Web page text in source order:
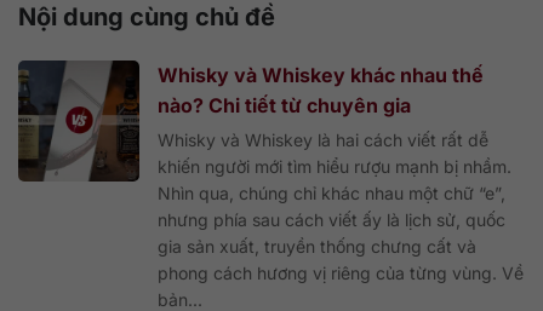
Nội dung cùng chủ đề
Whisky và Whiskey khác nhau thế
nào? Chi tiết từ chuyên gia
Whisky và Whiskey là hai cách viết rất dễ
khiến người mới tìm hiểu rượu mạnh bị nhầm.
Nhìn qua, chúng chỉ khác nhau một chữ “e”,
nhưng phía sau cách viết ấy là lịch sử, quốc
gia sản xuất, truyền thống chưng cất và
phong cách hương vị riêng của từng vùng. Về
bản...